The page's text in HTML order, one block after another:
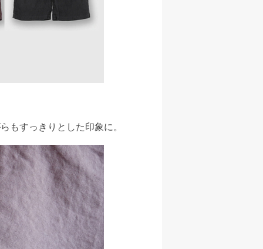
もすっきりとした印象に。